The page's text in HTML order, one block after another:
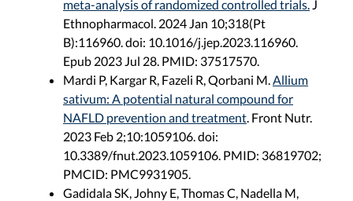
meta-analysis of randomized controlled trials. J
Ethnopharmacol. 2024 Jan 10;318(Pt
B):116960. doi: 10.1016/j.jep.2023.116960.
Epub 2023 Jul 28. PMID: 37517570.
Mardi P, Kargar R, Fazeli R, Qorbani M. Allium
sativum: A potential natural compound for
NAFLD prevention and treatment . Front Nutr.
2023 Feb 2;10:1059106. doi:
10.3389/fnut.2023.1059106. PMID: 36819702;
PMCID: PMC9931905.
Gadidala SK, Johny E, Thomas C, Nadella M,